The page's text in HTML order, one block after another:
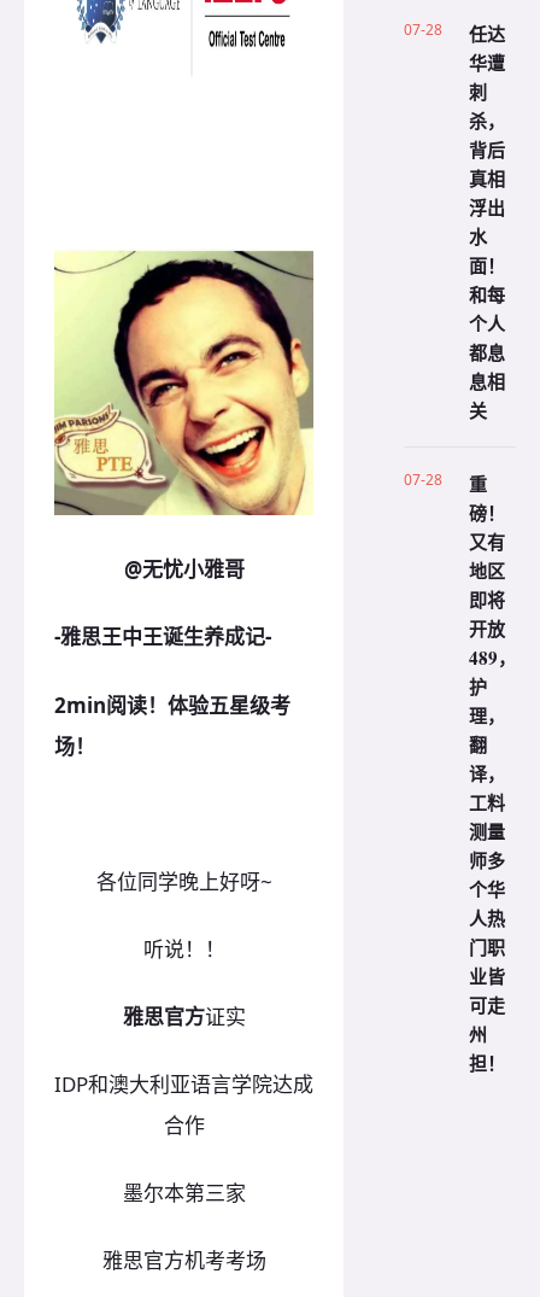
@无忧小雅哥
-雅思王中王诞生养成记-
2min阅读！体验五星级考
场！
各位同学晚上好呀~
听说！！
雅思官方证实
IDP和澳大利亚语言学院达成
合作
墨尔本第三家
雅思官方机考考场
07-28
任达
华遭
刺
杀，
背后
真相
浮出
水
面！
和每
个人
都息
息相
关
07-28
重
磅！
又有
地区
即将
开放
489，
护
理，
翻
译，
工料
测量
师多
个华
人热
门职
业皆
可走
州
担！